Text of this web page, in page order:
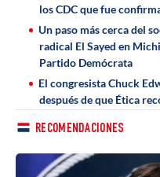
los CDC que fue
Un paso más cerca del
radical El Sayed en
Partido Demócrata
El congresista Chuck
después de que Ética
RECOMENDACIONES